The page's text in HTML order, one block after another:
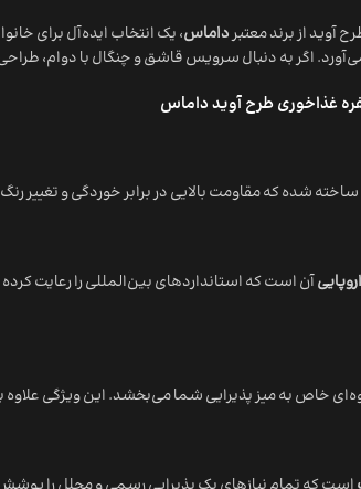
داماس، یک انتخاب ایده‌آل برای
اگر به دنبال سرویس قاشق و چنگال با دوام،
ساخته شده که مقاومت بالایی در برابر خوردگی و
آن است که استانداردهای بین‌المللی را رعایت
خاص به میز پذیرایی شما می‌بخشد. این ویژگی